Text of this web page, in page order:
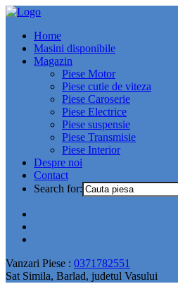
Home
Masini disponibile
Magazin
Piese Motor
Piese cutie de viteza
Piese Caroserie
Piese Electrice
Piese suspensie
Piese Transmisie
Piese Interior
Despre noi
Contact
Search for:
Vanzari Piese : 0371782551
Sat Simila, Barlad, judetul Vasului